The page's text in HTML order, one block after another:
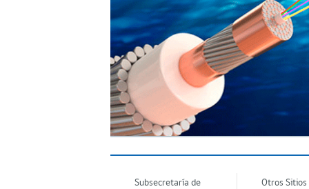
Subsecretaría de
Otros